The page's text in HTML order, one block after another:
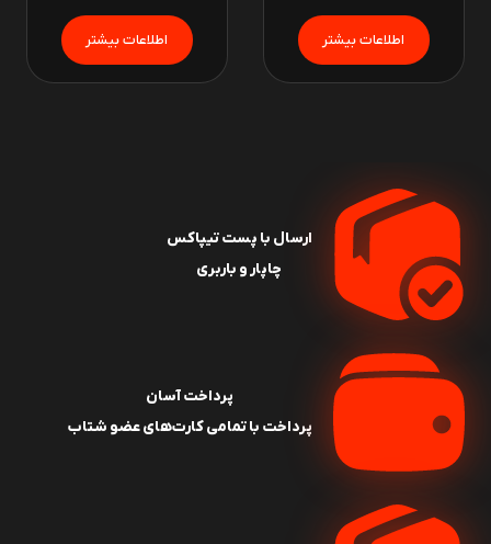
ارسال با پست تیپاکس
چاپار و باربری
پرداخت آسان
پرداخت با تمامی کارت‌های عضو شتاب